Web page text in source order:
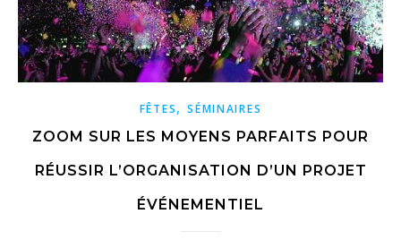
FÊTES,SÉMINAIRES
ZOOM SUR LES MOYENS PARFAITS POUR
RÉUSSIR L’ORGANISATION D’UN PROJET
ÉVÉNEMENTIEL